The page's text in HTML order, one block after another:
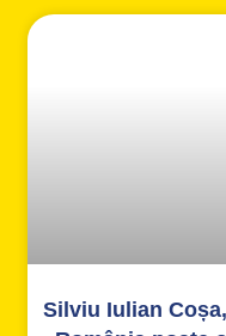
Silviu Iulian